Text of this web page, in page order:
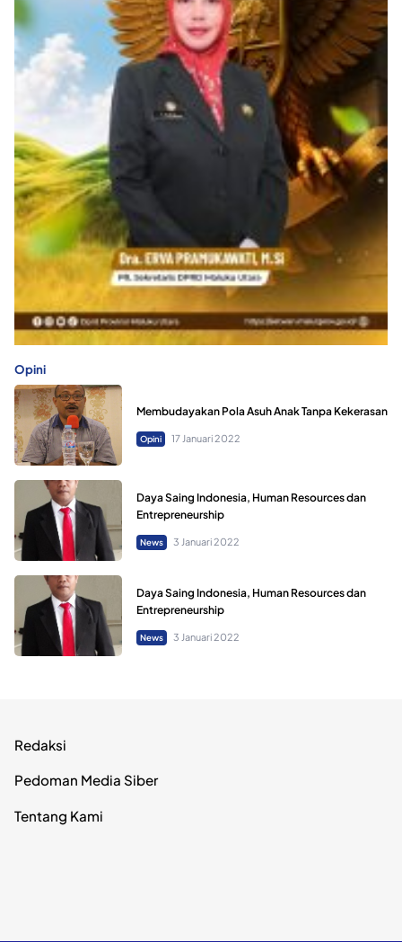
Opini
Membudayakan Pola Asuh Anak Tanpa Kekerasan
Opini 17 Januari 2022
Daya Saing Indonesia, Human Resources dan
Entrepreneurship
News 3 Januari 2022
Daya Saing Indonesia, Human Resources dan
Entrepreneurship
News 3 Januari 2022
Redaksi
Pedoman Media Siber
Tentang Kami